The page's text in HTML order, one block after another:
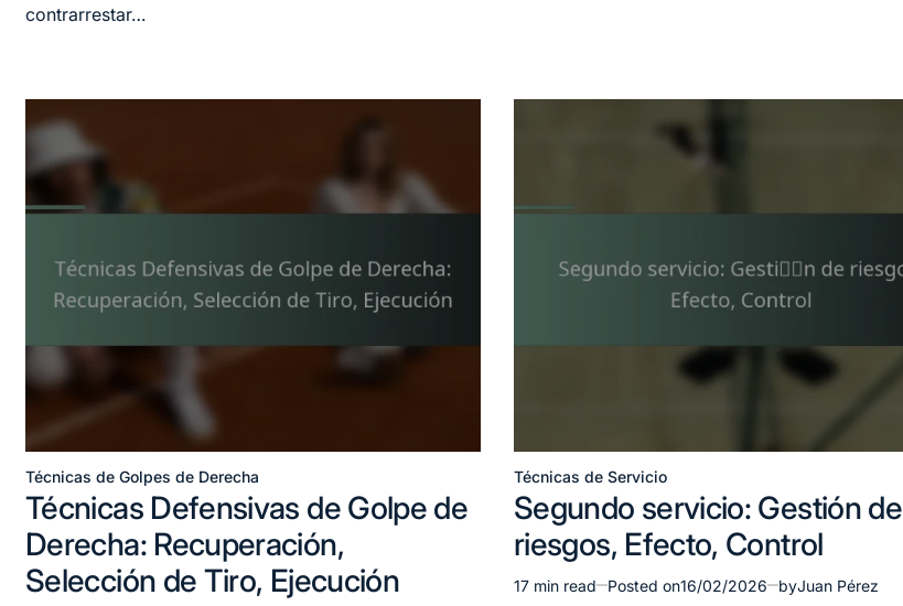
contrarrestar…
Posted
Técnicas de Golpes de Derecha
Técnicas Defensivas de Golpe de
Derecha: Recuperación,
Selección de Tiro, Ejecución
Posted
in
Técnicas de Servicio
Segundo servicio: Gestión de
riesgos, Efecto, Control
Estimated
17 min read Posted on16/02/2026 byJuan Pérez